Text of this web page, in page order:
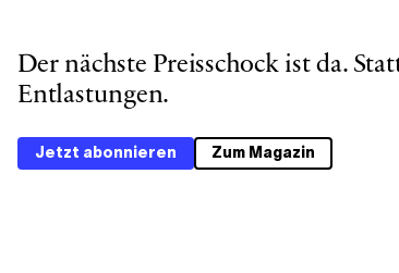
Der nächste Preisschock ist da.
Entlastungen.
Jetzt abonnieren Zum Magazin